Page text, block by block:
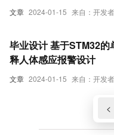
文章 2024-01-15 来自：开发
文章 2024-01-15 来自：开发
毕业设计 基于STM32的
释人体感应报警设计
<